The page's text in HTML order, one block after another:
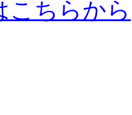
こちらから